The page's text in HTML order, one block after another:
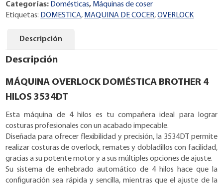
Categorías: Domésticas, Máquinas de coser
Etiquetas: DOMESTICA, MAQUINA DE COCER,OVERLOCK
Descripción
Descripción
MÁQUINA OVERLOCK DOMÉSTICA BROTHER 4
HILOS 3534DT
Esta máquina de 4 hilos es tu compañera ideal para lograr
costuras profesionales con un acabado impecable.
Diseñada para ofrecer flexibilidad y precisión, la 3534DT permite
realizar costuras de overlock, remates y dobladillos con facilidad,
gracias a su potente motor y a sus múltiples opciones de ajuste.
Su sistema de enhebrado automático de 4 hilos hace que la
configuración sea rápida y sencilla, mientras que el ajuste de la